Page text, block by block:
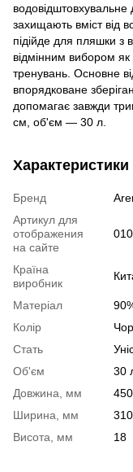
водовідштовхувальне
захищають вміст від
підійде для пляшки з
відмінним вибором
тренувань. Основне
впорядковане
допомагає завжди
см, об'єм — 30 л.
Характеристики
Бренд
Артикул для
отображения
на сайте
Країна
виробник
Матеріал
Колір
Стать
Об'єм
30
Довжина, мм
450
Ширина, мм
310
Висота, мм
18